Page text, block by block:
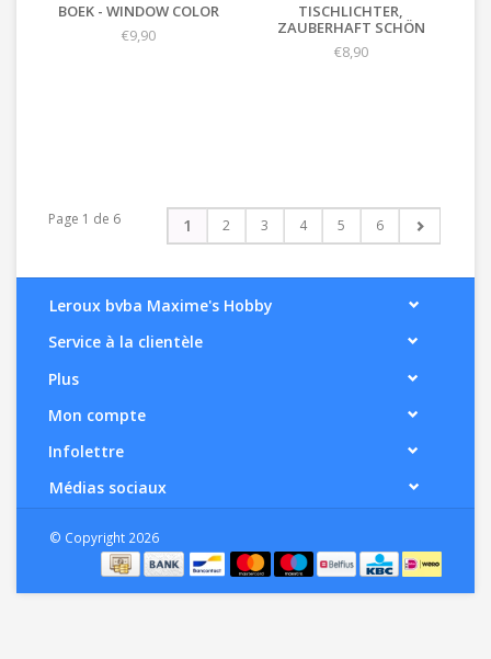
BOEK - WINDOW COLOR
€9,90
TISCHLICHTER,
ZAUBERHAFT SCHÖN
€8,90
Page 1 de 6 1 2 3 4 5 6
Leroux bvba Maxime's Hobby
Service à la clientèle
Plus
Mon compte
Infolettre
Médias sociaux
© Copyright 2026